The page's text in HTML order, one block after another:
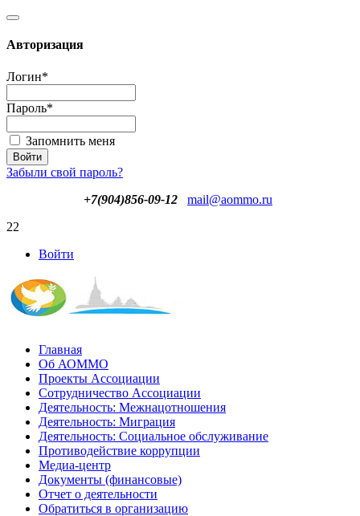
Авторизация
Логин*
Пароль*
Запомнить меня
Забыли свой пароль?
+7(904)856-09-12
mail@aommo.ru
22
Войти
Главная
Об АОММО
Проекты Ассоциации
Сотрудничество Ассоциации
Деятельность: Межнацотношения
Деятельность: Миграция
Деятельность: Социальное обслуживание
Противодействие коррупции
Медиа-центр
Документы (финансовые)
Отчет о деятельности
Обратиться в организацию